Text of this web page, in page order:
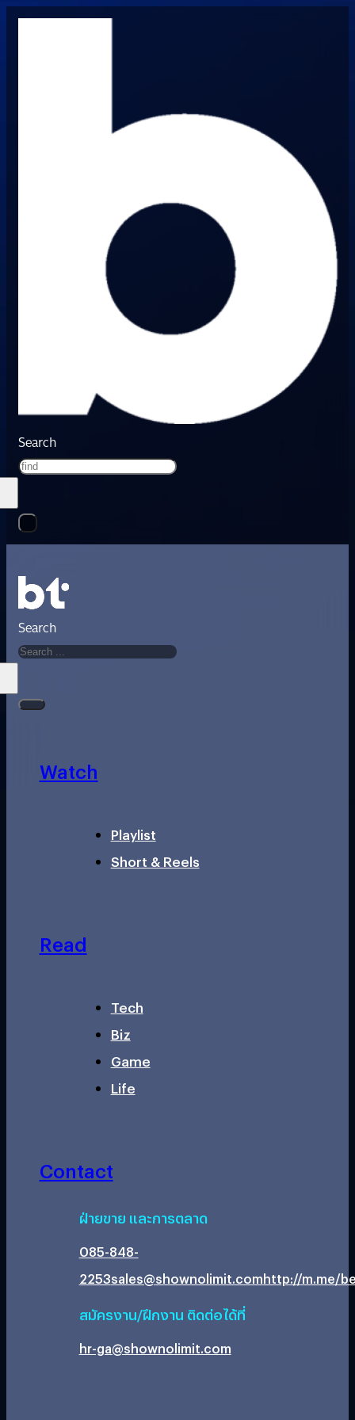
Search
Search
Watch
Playlist
Short & Reels
Read
Tech
Biz
Game
Life
Contact
ฝ่ายขาย และการตลาด
085-848-
2253sales@shownolimit.comhttp://m.me/
สมัครงาน/ฝึกงาน ติดต่อได้ที่
hr-ga@shownolimit.com